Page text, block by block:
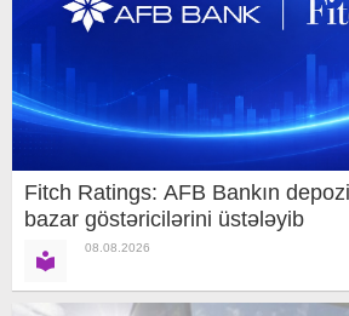
Fitch Ratings: AFB Bankın
bazar göstəricilərini üstələyib
08.08.2026